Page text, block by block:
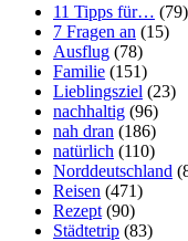
11 Tipps für… (79)
7 Fragen an (15)
Ausflug (78)
Familie (151)
Lieblingsziel (23)
nachhaltig (96)
nah dran (186)
natürlich (110)
Norddeutschland
Reisen (471)
Rezept (90)
Städtetrip (83)